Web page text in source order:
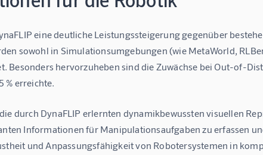
eine deutliche Leistungssteigerung gegenüber
sowohl in Simulationsumgebungen (wie MetaWorld,
Besonders hervorzuheben sind die Zuwächse bei Out-of-
% erreichte.
durch DynaFLIP erlernten dynamikbewussten visuellen
Informationen für Manipulationsaufgaben zu erfassen
und Anpassungsfähigkeit von Robotersystemen in